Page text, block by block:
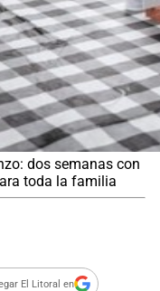
dos semanas con
toda la familia
El Litoral en